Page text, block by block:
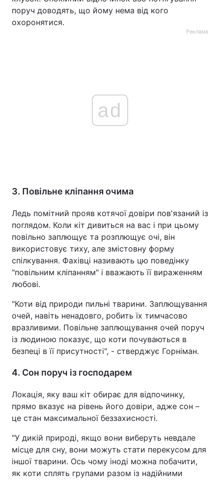
поруч доводять, що йому нема від кого
охоронятися.
Реклама
ad
3. Повільне кліпання очима
Ледь помітний прояв котячої довіри пов'язаний із
поглядом. Коли кіт дивиться на вас і при цьому
повільно заплющує та розплющує очі, він
використовує тиху, але змістовну форму
спілкування. Фахівці називають цю поведінку
"повільним кліпанням" і вважають її вираженням
любові.
"Коти від природи пильні тварини. Заплющування
очей, навіть ненадовго, робить їх тимчасово
вразливими. Повільне заплющування очей поруч
із людиною показує, що коти почуваються в
безпеці в її присутності", - стверджує Горніман.
4. Сон поруч із господарем
Локація, яку ваш кіт обирає для відпочинку,
прямо вказує на рівень його довіри, адже сон –
це стан максимальної беззахисності.
"У дикій природі, якщо вони виберуть невдале
місце для сну, вони можуть стати перекусом для
іншої тварини. Ось чому іноді можна побачити,
як коти сплять групами разом із надійними